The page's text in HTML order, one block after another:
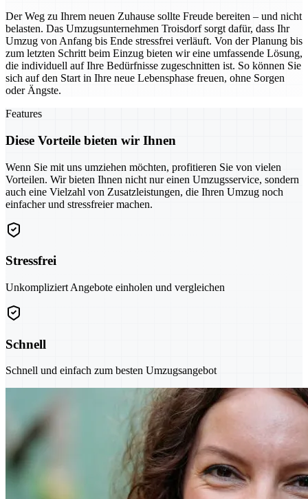
Der Weg zu Ihrem neuen Zuhause sollte Freude bereiten – und nicht
belasten. Das Umzugsunternehmen Troisdorf sorgt dafür, dass Ihr
Umzug von Anfang bis Ende stressfrei verläuft. Von der Planung bis
zum letzten Schritt beim Einzug bieten wir eine umfassende Lösung,
die individuell auf Ihre Bedürfnisse zugeschnitten ist. So können Sie
sich auf den Start in Ihre neue Lebensphase freuen, ohne Sorgen
oder Ängste.
Features
Diese Vorteile bieten wir Ihnen
Wenn Sie mit uns umziehen möchten, profitieren Sie von vielen
Vorteilen. Wir bieten Ihnen nicht nur einen Umzugsservice, sondern
auch eine Vielzahl von Zusatzleistungen, die Ihren Umzug noch
einfacher und stressfreier machen.
Stressfrei
Unkompliziert Angebote einholen und vergleichen
Schnell
Schnell und einfach zum besten Umzugsangebot